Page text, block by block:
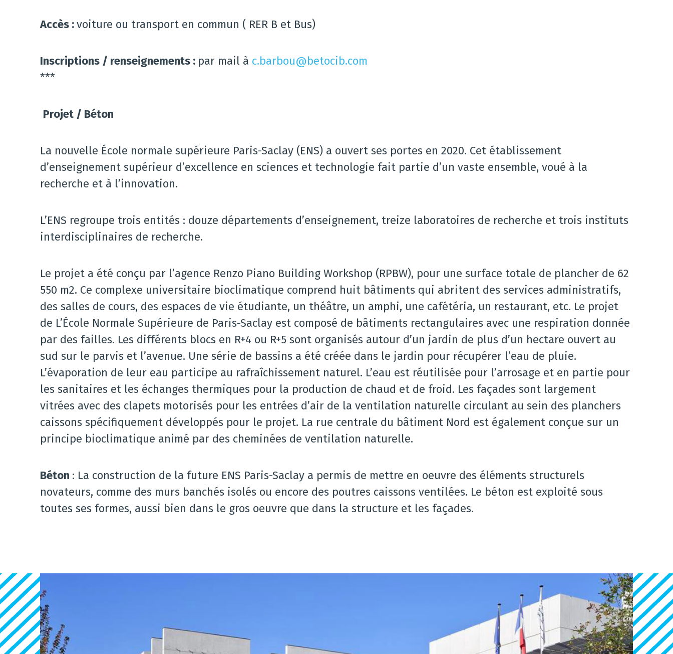
Accès :voiture ou transport en commun ( RER B et Bus)
Inscriptions / renseignements : par mail à c.barbou@betocib.com
***
Projet / Béton
La nouvelle École normale supérieure Paris-Saclay (ENS) a ouvert ses portes en 2020. Cet établissement
d’enseignement supérieur d’excellence en sciences et technologie fait partie d’un vaste ensemble, voué à la
recherche et à l’innovation.
L’ENS regroupe trois entités : douze départements d’enseignement, treize laboratoires de recherche et trois instituts
interdisciplinaires de recherche.
Le projet a été conçu par l’agence Renzo Piano Building Workshop (RPBW), pour une surface totale de plancher de 62
550 m2. Ce complexe universitaire bioclimatique comprend huit bâtiments qui abritent des services administratifs,
des salles de cours, des espaces de vie étudiante, un théâtre, un amphi, une cafétéria, un restaurant, etc. Le projet
de L’École Normale Supérieure de Paris-Saclay est composé de bâtiments rectangulaires avec une respiration donnée
par des failles. Les différents blocs en R+4 ou R+5 sont organisés autour d’un jardin de plus d’un hectare ouvert au
sud sur le parvis et l’avenue. Une série de bassins a été créée dans le jardin pour récupérer l’eau de pluie.
L’évaporation de leur eau participe au rafraîchissement naturel. L’eau est réutilisée pour l’arrosage et en partie pour
les sanitaires et les échanges thermiques pour la production de chaud et de froid. Les façades sont largement
vitrées avec des clapets motorisés pour les entrées d’air de la ventilation naturelle circulant au sein des planchers
caissons spécifiquement développés pour le projet. La rue centrale du bâtiment Nord est également conçue sur un
principe bioclimatique animé par des cheminées de ventilation naturelle.
Béton : La construction de la future ENS Paris-Saclay a permis de mettre en oeuvre des éléments structurels
novateurs, comme des murs banchés isolés ou encore des poutres caissons ventilées. Le béton est exploité sous
toutes ses formes, aussi bien dans le gros oeuvre que dans la structure et les façades.